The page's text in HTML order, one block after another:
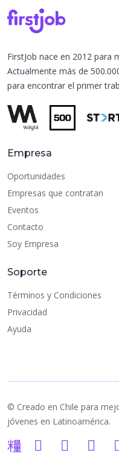
FirstJob nace en 2012 para
Actualmente más de
para encontrar el primer
Empresa
Oportunidades
Empresas que contratan
Eventos
Contacto
Soy Empresa
Soporte
Términos y Condiciones
Privacidad
Ayuda
© Creado en Chile para
jóvenes en Latinoamérica.